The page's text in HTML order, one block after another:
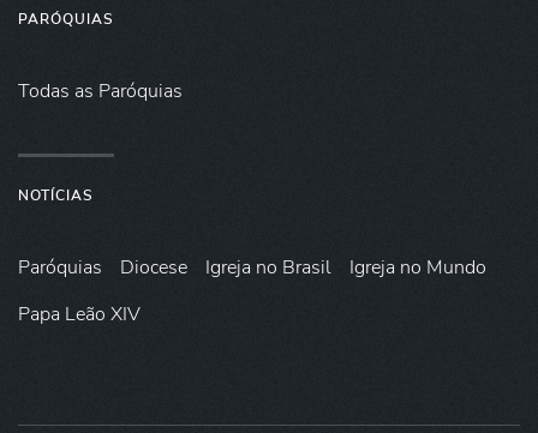
PARÓQUIAS
Todas as Paróquias
NOTÍCIAS
Paróquias Diocese Igreja no Brasil
Igreja no Mundo
Papa Leão XIV